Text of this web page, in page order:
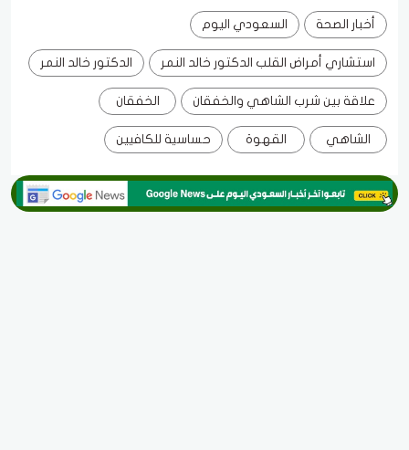
أخبار الصحة السعودي اليوم
استشاري أمراض القلب الدكتور خالد النمر الدكتور خالد النمر
علاقة بين شرب الشاهي والخفقان الخفقان
الشاهي القهوة حساسية للكافيين